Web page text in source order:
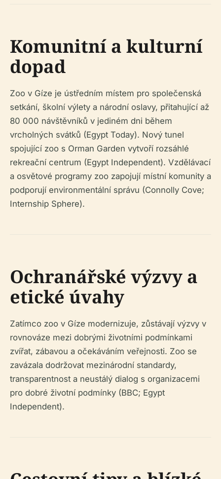
Komunitní a kulturní
dopad
Zoo v Gíze je ústředním místem pro společenská
setkání, školní výlety a národní oslavy, přitahující až
80 000 návštěvníků v jediném dni během
vrcholných svátků (Egypt Today). Nový tunel
spojující zoo s Orman Garden vytvoří rozsáhlé
rekreační centrum (Egypt Independent). Vzdělávací
a osvětové programy zoo zapojují místní komunity a
podporují environmentální správu (Connolly Cove;
Internship Sphere).
Ochranářské výzvy a
etické úvahy
Zatímco zoo v Gíze modernizuje, zůstávají výzvy v
rovnováze mezi dobrými životními podmínkami
zvířat, zábavou a očekáváním veřejnosti. Zoo se
zavázala dodržovat mezinárodní standardy,
transparentnost a neustálý dialog s organizacemi
pro dobré životní podmínky (BBC; Egypt
Independent).